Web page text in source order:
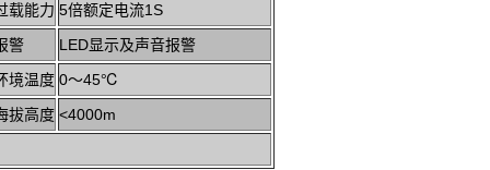
载能力 5倍额定电流1S
警
LED显示及声音报警
境温度 0～45℃
拔高度 <4000m